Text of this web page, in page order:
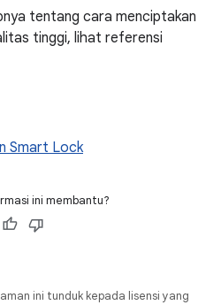
tentang cara menciptakan
tinggi, lihat referensi
Smart Lock
ini membantu?
ini tunduk kepada lisensi yang